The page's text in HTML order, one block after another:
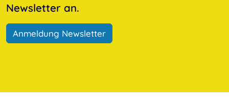
Newsletter an.
Anmeldung Newsletter